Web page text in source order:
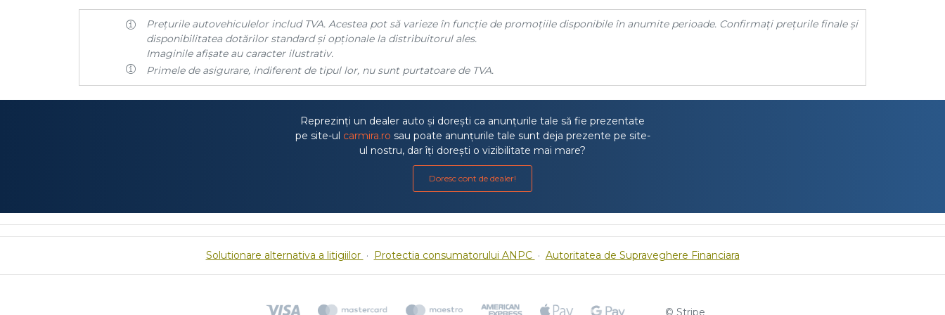
Prețurile autovehiculelor includ TVA. Acestea pot să varieze în funcție de promoțiile disponibile în anumite perioade. Confirmați prețurile finale și
disponibilitatea dotărilor standard și opționale la distribuitorul ales.
Imaginile afișate au caracter ilustrativ.
Primele de asigurare, indiferent de tipul lor, nu sunt purtatoare de TVA.
Reprezinți un dealer auto și dorești ca anunțurile tale să fie prezentate
pe site-ul carmira.ro sau poate anunțurile tale sunt deja prezente pe site-
ul nostru, dar îți dorești o vizibilitate mai mare?
Doresc cont de dealer!
Solutionare alternativa a litigiilor · Protectia consumatorului ANPC · Autoritatea de Supraveghere Financiara
© Stripe